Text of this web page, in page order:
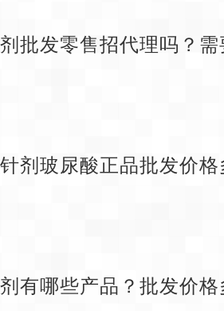
批发零售招代理吗？
剂玻尿酸正品批发价
有哪些产品？批发价